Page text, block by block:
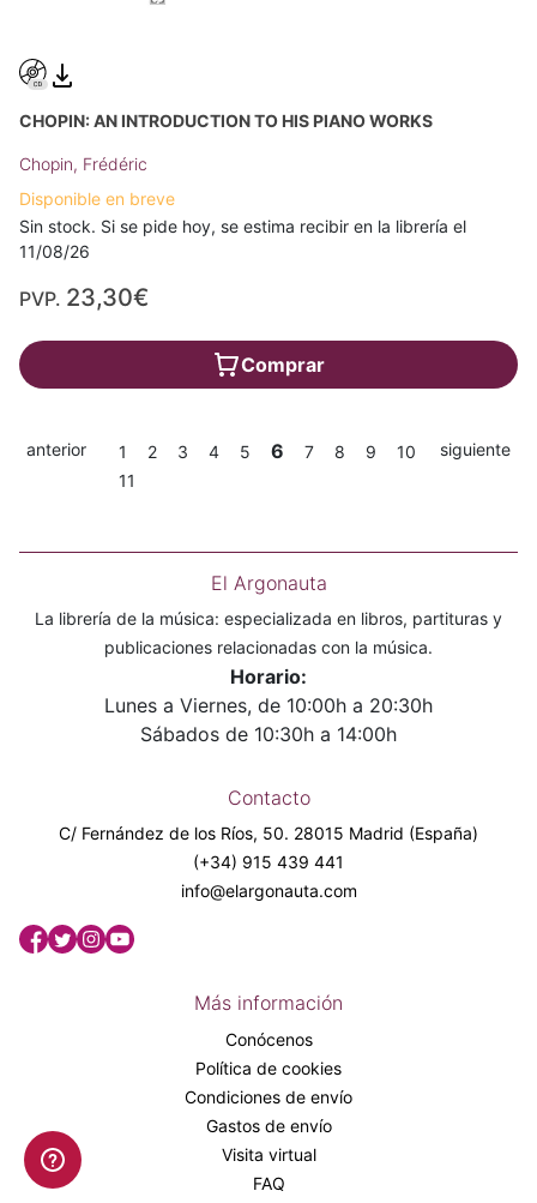
CHOPIN: AN INTRODUCTION TO HIS PIANO WORKS
Chopin, Frédéric
Disponible en breve
Sin stock. Si se pide hoy, se estima recibir en la librería el
11/08/26
PVP. 23,30€
Comprar
anterior 1 2 3 4 5 6 7 8 9
10
11
siguiente
El Argonauta
La librería de la música: especializada en libros, partituras y
publicaciones relacionadas con la música.
Horario:
Lunes a Viernes, de 10:00h a 20:30h
Sábados de 10:30h a 14:00h
Contacto
C/ Fernández de los Ríos, 50. 28015 Madrid (España)
(+34) 915 439 441
info@elargonauta.com
Más información
Conócenos
Política de cookies
Condiciones de envío
Gastos de envío
Visita virtual
FAQ